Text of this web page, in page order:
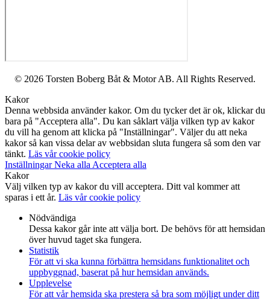
© 2026 Torsten Boberg Båt & Motor AB. All Rights Reserved.
Kakor
Denna webbsida använder kakor. Om du tycker det är ok, klickar du
bara på "Acceptera alla". Du kan såklart välja vilken typ av kakor
du vill ha genom att klicka på "Inställningar". Väljer du att neka
kakor så kan vissa delar av webbsidan sluta fungera så som den var
tänkt. Läs vår cookie policy
InställningarNeka alla Acceptera alla
Kakor
Välj vilken typ av kakor du vill acceptera. Ditt val kommer att
sparas i ett år. Läs vår cookie policy
Nödvändiga
Dessa kakor går inte att välja bort. De behövs för att hemsidan
över huvud taget ska fungera.
Statistik
För att vi ska kunna förbättra hemsidans funktionalitet och
uppbyggnad, baserat på hur hemsidan används.
Upplevelse
För att vår hemsida ska prestera så bra som möjligt under ditt